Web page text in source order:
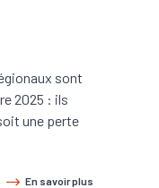
sont
2025 : ils
une perte
En savoir plus